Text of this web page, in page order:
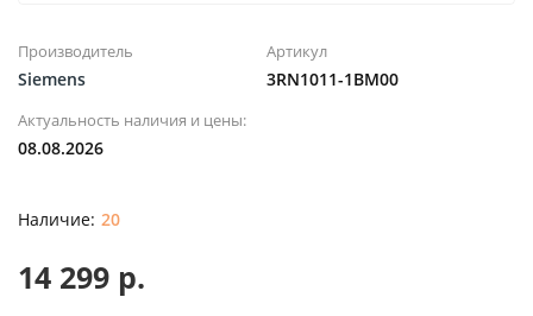
Производитель
Siemens
Артикул
3RN1011-1BM00
Актуальность наличия и цены:
08.08.2026
20
14 299 р.